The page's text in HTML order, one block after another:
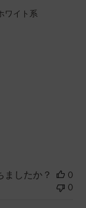
ワイト系
ましたか？
0
0